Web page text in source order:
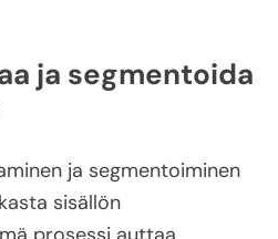
ja segmentoida
ja segmentoiminen
sisällön